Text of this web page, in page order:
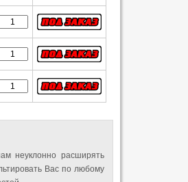
неуклонно расширять
Вас по любому